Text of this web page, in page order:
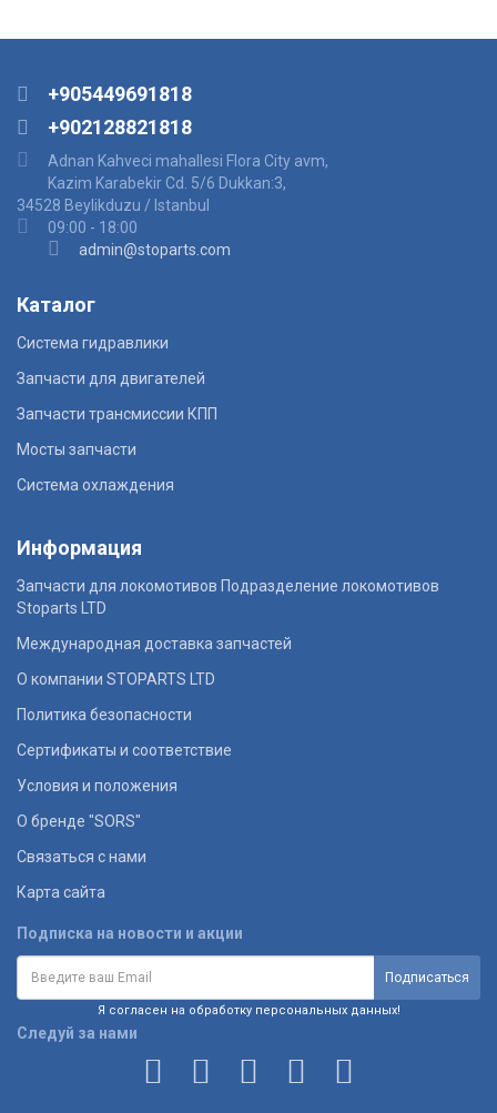
+905449691818
+902128821818
Adnan Kahveci mahallesi Flora City avm,
Kazim Karabekir Cd. 5/6 Dukkan:3,
34528 Beylikduzu / Istanbul
09:00 - 18:00
admin@stoparts.com
Каталог
Система гидравлики
Запчасти для двигателей
Запчасти трансмиссии КПП
Мосты запчасти
Система охлаждения
Информация
Запчасти для локомотивов Подразделение локомотивов
Stoparts LTD
Международная доставка запчастей
О компании STOPARTS LTD
Политика безопасности
Сертификаты и соответствие
Условия и положения
О бренде "SORS"
Связаться с нами
Карта сайта
Подписка на новости и акции
Я согласен на обработку персональных данных!
Следуй за нами